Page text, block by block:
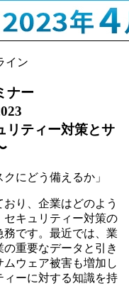
イン
ナー
リティー対策とサ
にどう備えるか」
り、企業はどのよう
セキュリティー対策の
です。最近では、業
重要なデータと引き
ウェア被害も増加し
ーに対する知識を持